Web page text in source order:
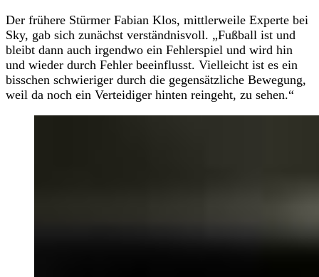
Der frühere Stürmer Fabian Klos, mittlerweile Experte bei
Sky, gab sich zunächst verständnisvoll. „Fußball ist und
bleibt dann auch irgendwo ein Fehlerspiel und wird hin
und wieder durch Fehler beeinflusst. Vielleicht ist es ein
bisschen schwieriger durch die gegensätzliche Bewegung,
weil da noch ein Verteidiger hinten reingeht, zu sehen.“